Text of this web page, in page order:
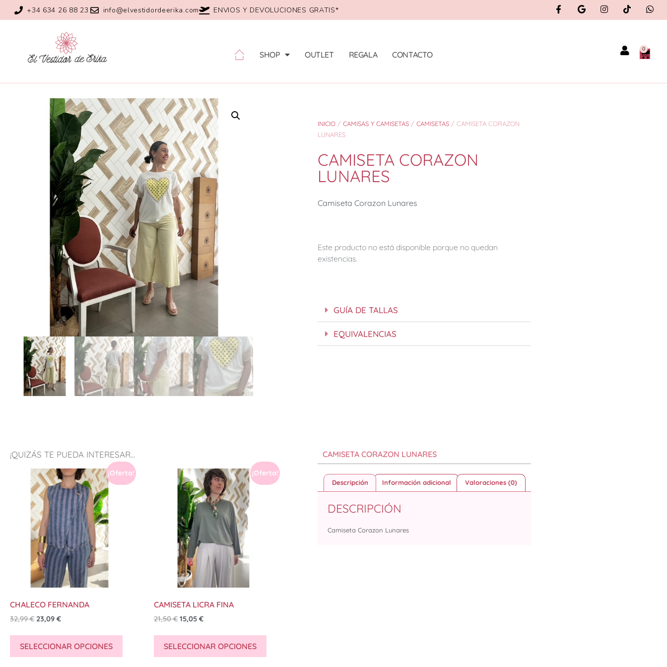
+34 634 26 88 23 info@elvestidordeerika.com ENVIOS Y DEVOLUCIONES GRATIS*
SHOP OUTLET REGALA CONTACTO
0
INICIO / CAMISAS Y CAMISETAS / CAMISETAS / CAMISETA CORAZON
LUNARES
CAMISETA CORAZON
LUNARES
Camiseta Corazon Lunares
Este producto no está disponible porque no quedan
existencias.
GUÍA DE TALLAS
EQUIVALENCIAS
¡QUIZÁS TE PUEDA INTERESAR...
¡Oferta!
CHALECO FERNANDA
32,99€ 23,09 €
SELECCIONAR OPCIONES
¡Oferta!
CAMISETA LICRA FINA
21,50€ 15,05 €
SELECCIONAR OPCIONES
CAMISETA CORAZON LUNARES
Descripción Información adicional Valoraciones (0)
DESCRIPCIÓN
Camiseta Corazon Lunares